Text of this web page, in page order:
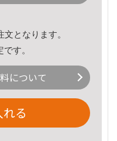
となります。
す。
について
る